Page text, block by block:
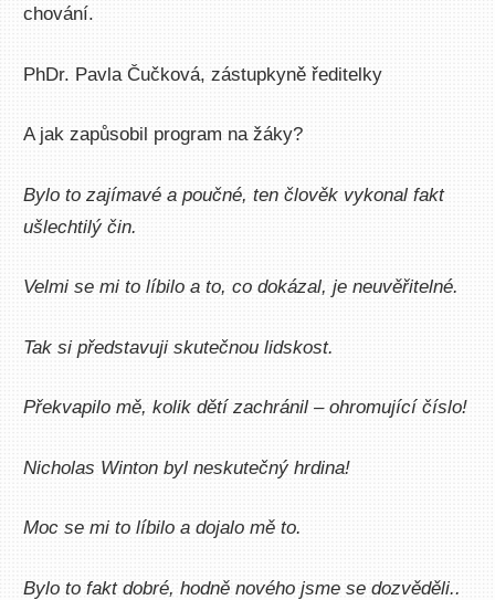
chování.
PhDr. Pavla Čučková, zástupkyně ředitelky
A jak zapůsobil program na žáky?
Bylo to zajímavé a poučné, ten člověk vykonal fakt
ušlechtilý čin.
Velmi se mi to líbilo a to, co dokázal, je neuvěřitelné.
Tak si představuji skutečnou lidskost.
Překvapilo mě, kolik dětí zachránil – ohromující číslo!
Nicholas Winton byl neskutečný hrdina!
Moc se mi to líbilo a dojalo mě to.
Bylo to fakt dobré, hodně nového jsme se dozvěděli..